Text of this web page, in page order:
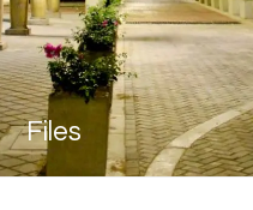
Files